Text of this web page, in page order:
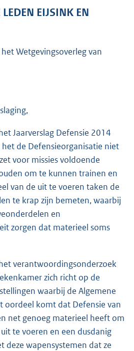
b
EIJSINK EN
Wetgevingsoverleg van
Jaarverslag Defensie 2014
de Defensieorganisatie niet
voor missies voldoende
om te kunnen trainen en
van de uit te voeren taken de
te krap zijn bemeten, waarbij
en
zorgen dat materieel soms
verantwoordingsonderzoek
zich richt op de
waarbij de Algemene
oordeel komt dat Defensie van
net genoeg materieel heeft om
te voeren en een dusdanig
deze wapensystemen dat ze